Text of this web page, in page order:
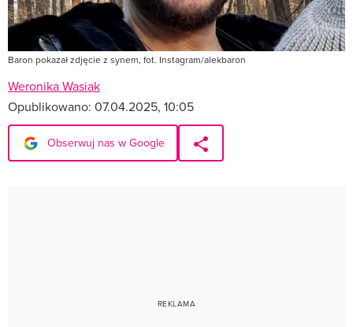
Baron pokazał zdjęcie z synem, fot. Instagram/alekbaron
Weronika Wasiak
Opublikowano: 07.04.2025, 10:05
Obserwuj nas w Google